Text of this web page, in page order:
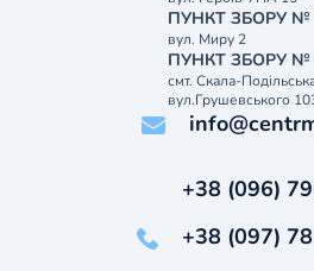
ПУНКТ ЗБОРУ №
вул. Миру 2
ПУНКТ ЗБОРУ №
смт. Скала-
вул.Грушевського
+38 (096)
+38 (097)